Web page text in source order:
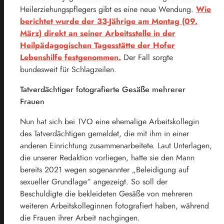
Heilerziehungspflegers gibt es eine neue Wendung. Wie
berichtet wurde der 33-Jährige am Montag (09.
März) direkt an seiner Arbeitsstelle in der
Heilpädagogischen Tagesstätte der Hofer
Lebenshilfe festgenommen. Der Fall sorgte
bundesweit für Schlagzeilen.
Tatverdächtiger fotografierte Gesäße mehrerer
Frauen
Nun hat sich bei TVO eine ehemalige Arbeitskollegin
des Tatverdächtigen gemeldet, die mit ihm in einer
anderen Einrichtung zusammenarbeitete. Laut Unterlagen,
die unserer Redaktion vorliegen, hatte sie den Mann
bereits 2021 wegen sogenannter „Beleidigung auf
sexueller Grundlage“ angezeigt. So soll der
Beschuldigte die bekleideten Gesäße von mehreren
weiteren Arbeitskolleginnen fotografiert haben, während
die Frauen ihrer Arbeit nachgingen.